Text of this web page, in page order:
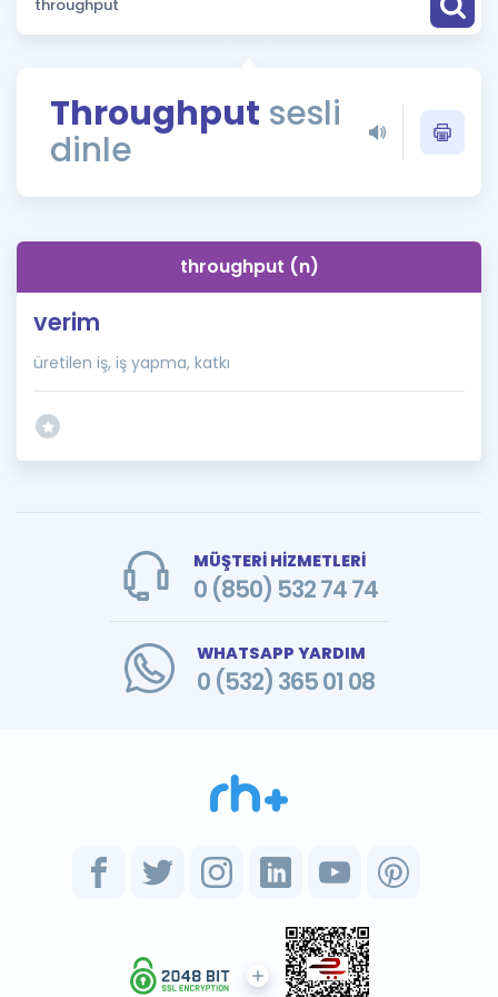
Puan Hesaplama
ÖSYM Sınav Takvimi
Kampanyalar
İngilizce Gramer
Throughput sesli
dinle
throughput (n)
verim
üretilen iş, iş yapma, katkı
MÜŞTERİ HİZMETLERİ
0 (850) 532 74 74
WHATSAPP YARDIM
0 (532) 365 01 08